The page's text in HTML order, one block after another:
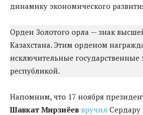
динамику экономического
Орден Золотого орла — знак
Казахстана. Этим орденом
исключительные государственные
республикой.
Напомним, что 17 ноября
Шавкат Мирзиёев вручил